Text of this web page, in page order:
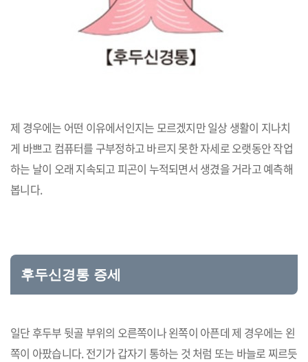
제 경우에는 어떤 이유에서인지는 모르겠지만 일상 생활이 지나치
게 바쁘고 컴퓨터를 구부정하고 바르지 못한 자세로 오랫동안 작업
하는 날이 오래 지속되고 피곤이 누적되면서 생겼을 거라고 예측해
봅니다.
후두신경통 증세
일단 후두부 뒷골 부위의 오른쪽이나 왼쪽이 아픈데 제 경우에는 왼
쪽이 아팠습니다. 전기가 갑자기 통하는 것 처럼 또는 바늘로 찌르듯